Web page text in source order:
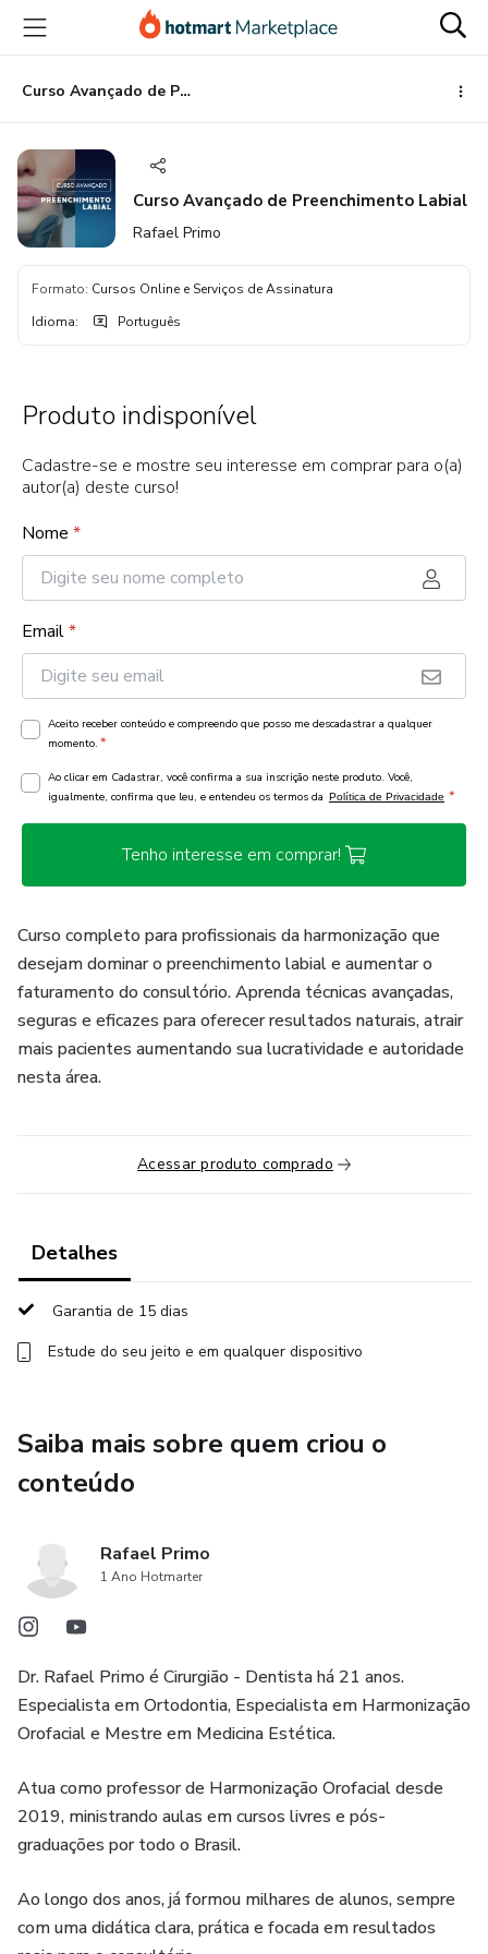
para
conteúdo
principal
para
pagamento
para
rodapé
Curso Avançado de Preenchimento Labial
Curso Avançado de Preenchimento Labial
Rafael Primo
Formato: Cursos Online e Serviços de Assinatura
Idioma: Português
Produto indisponível
Cadastre-se e mostre seu interesse em comprar para o(a)
autor(a) deste curso!
Nome *
Email*
Aceito receber conteúdo e compreendo que posso me descadastrar a qualquer
momento. *
Ao clicar em Cadastrar, você confirma a sua inscrição neste produto. Você,
igualmente, confirma que leu, e entendeu os termos da Política de Privacidade *
Tenho interesse em comprar!
Curso completo para profissionais da harmonização que
desejam dominar o preenchimento labial e aumentar o
faturamento do consultório. Aprenda técnicas avançadas,
seguras e eficazes para oferecer resultados naturais, atrair
mais pacientes aumentando sua lucratividade e autoridade
nesta área.
Acessar produto comprado
Detalhes
Garantia de 15 dias
Estude do seu jeito e em qualquer dispositivo
Saiba mais sobre quem criou o
conteúdo
Rafael Primo
1 Ano Hotmarter
Dr. Rafael Primo é Cirurgião - Dentista há 21 anos.
Especialista em Ortodontia, Especialista em Harmonização
Orofacial e Mestre em Medicina Estética.
Atua como professor de Harmonização Orofacial desde
2019, ministrando aulas em cursos livres e pós-
graduações por todo o Brasil.
Ao longo dos anos, já formou milhares de alunos, sempre
com uma didática clara, prática e focada em resultados